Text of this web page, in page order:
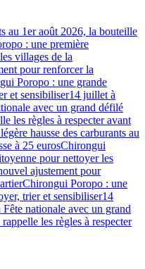
au 1er août 2026, la bouteille
: une première
villages de la
pour renforcer la
Poropo : une grande
et sensibiliser14 juillet à
avec un grand défilé
les règles à respecter avant
hausse des carburants au
à 25 eurosChirongui
pour nettoyer les
ajustement pour
Chirongui Poropo : une
trier et sensibiliser14
nationale avec un grand
les règles à respecter